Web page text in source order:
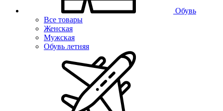
Обувь
Все товары
Женская
Мужская
Обувь летняя